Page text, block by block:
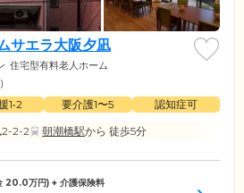
サエラ大阪夕凪
住宅型有料老人ホーム
)
1•2 要介護1〜5
認知症可
2-2-2
朝潮橋駅から 徒歩5分
20.0万円) + 介護保険料